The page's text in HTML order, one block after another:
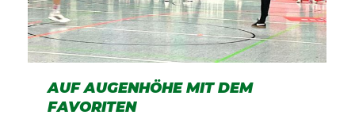
AUF AUGENHÖHE MIT DEM
FAVORITEN